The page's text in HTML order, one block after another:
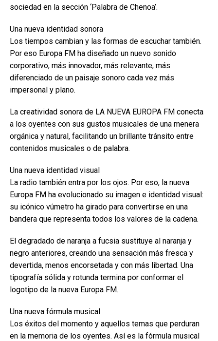
sociedad en la sección ‘Palabra de Chenoa’.
Una nueva identidad sonora
Los tiempos cambian y las formas de escuchar también.
Por eso Europa FM ha diseñado un nuevo sonido
corporativo, más innovador, más relevante, más
diferenciado de un paisaje sonoro cada vez más
impersonal y plano.
La creatividad sonora de LA NUEVA EUROPA FM conecta
a los oyentes con sus gustos musicales de una menera
orgánica y natural, facilitando un brillante tránsito entre
contenidos musicales o de palabra.
Una nueva identidad visual
La radio también entra por los ojos. Por eso, la nueva
Europa FM ha evolucionado su imagen e identidad visual:
su icónico vúmetro ha girado para convertirse en una
bandera que representa todos los valores de la cadena.
El degradado de naranja a fucsia sustituye al naranja y
negro anteriores, creando una sensación más fresca y
devertida, menos encorsetada y con más libertad. Una
tipografía sólida y rotunda termina por conformar el
logotipo de la nueva Europa FM.
Una nueva fórmula musical
Los éxitos del momento y aquellos temas que perduran
en la memoria de los oyentes. Así es la fórmula musical